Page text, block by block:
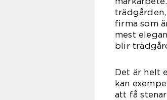
firma som
mest
blir
Det är helt
kan
att få